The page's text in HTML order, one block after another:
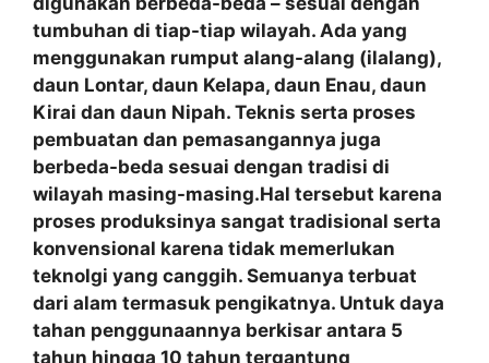
tumbuhan di tiap-tiap wilayah. Ada yang
menggunakan rumput alang-alang (ilalang),
daun Lontar, daun Kelapa, daun Enau, daun
Kirai dan daun Nipah. Teknis serta proses
pembuatan dan pemasangannya juga
berbeda-beda sesuai dengan tradisi di
wilayah masing-masing.Hal tersebut karena
proses produksinya sangat tradisional serta
konvensional karena tidak memerlukan
teknolgi yang canggih. Semuanya terbuat
dari alam termasuk pengikatnya. Untuk daya
tahan penggunaannya berkisar antara 5
tahun hingga 10 tahun tergantung